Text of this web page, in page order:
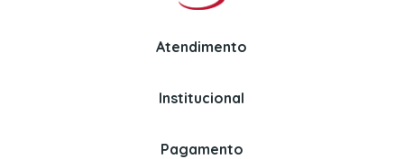
Atendimento
Whatsapp
Institucional
Perguntas Frequentes
Pagamento